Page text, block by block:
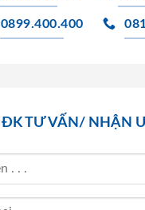
0899.400.400
ĐK TƯ VẤN/ NHẬN